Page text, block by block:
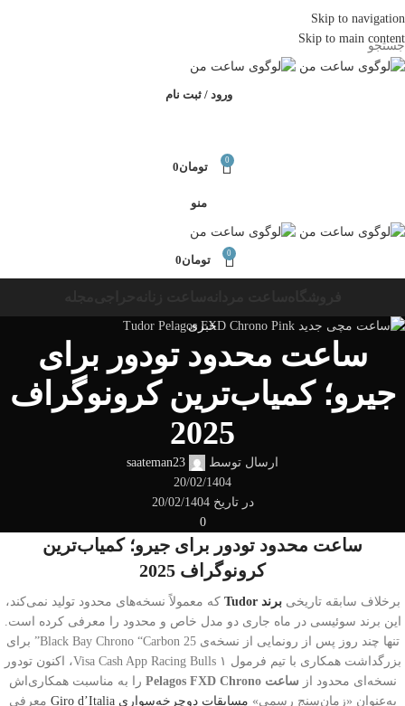
Skip to navigation
Skip to main content
جستجو
ورود / ثبت نام
0
تومان0
منو
0
تومان0
خبری
ساعت محدود تودور برای
جیرو؛ کمیاب‌ترین کرونوگراف
2025
ارسال توسط
saateman23
20/02/1404
در تاریخ 20/02/1404
0
ساعت محدود تودور برای جیرو؛ کمیاب‌ترین
کرونوگراف 2025
برخلاف سابقه تاریخیبرند Tudor
که معمولاً نسخه‌های محدود تولید نمی‌کند،
این برند سوئیسی در ماه جاری دو مدل خاص و محدود را معرفی کرده است.
تنها چند روز پس از رونمایی از نسخه‌ی Black Bay Chrono “Carbon 25” برای
بزرگداشت همکاری با تیم فرمول ۱ Visa Cash App Racing Bulls، اکنون تودور
نسخه‌ای محدود از ساعت Pelagos FXD Chrono را به مناسبت همکاری‌اش
به‌عنوان «زمان‌سنج رسمی» مسابقات دوچرخه‌سواری Giro d’Italia
معرفی